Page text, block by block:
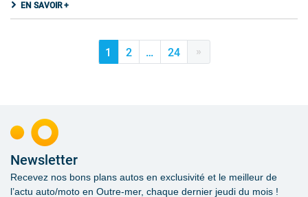
EN SAVOIR +
1 2 … 24 »
Newsletter
Recevez nos bons plans autos en exclusivité et le meilleur de
l’actu auto/moto en Outre-mer, chaque dernier jeudi du mois !